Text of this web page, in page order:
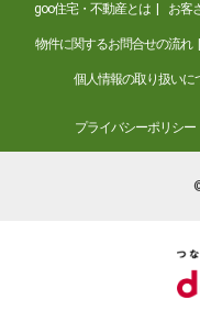
goo住宅・不動産とは お客
物件に関するお問合せの流れ
個人情報の取り扱いに
プライバシーポリシー